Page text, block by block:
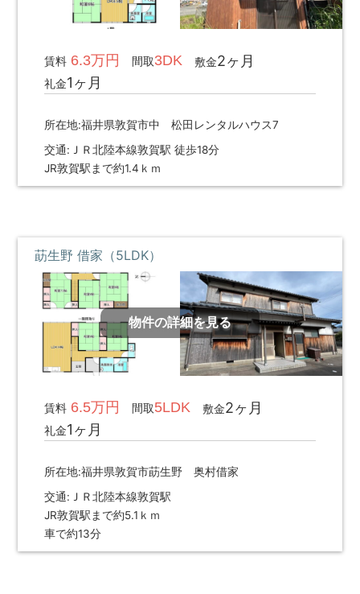
賃料6.3万円 間取3DK 敷金2ヶ月
礼金1ヶ月
所在地:福井県敦賀市中 松田レンタルハウス7
交通:ＪＲ北陸本線敦賀駅 徒歩18分
JR敦賀駅まで約1.4ｋｍ
莇生野 借家（5LDK）
物件の詳細を見る
賃料6.5万円 間取5LDK 敷金2ヶ月
礼金1ヶ月
所在地:福井県敦賀市莇生野 奥村借家
交通:ＪＲ北陸本線敦賀駅
JR敦賀駅まで約5.1ｋｍ
車で約13分